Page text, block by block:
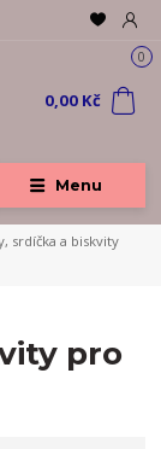
Menu
0
0,00 Kč
srdíčka a biskvity
pro